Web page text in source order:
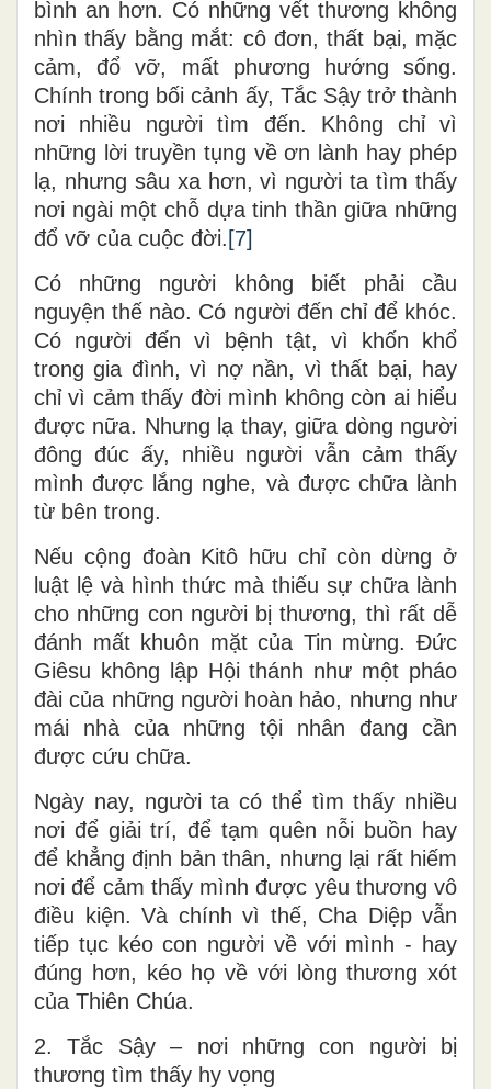
bình an hơn. Có những vết thương không
nhìn thấy bằng mắt: cô đơn, thất bại, mặc
cảm, đổ vỡ, mất phương hướng sống.
Chính trong bối cảnh ấy, Tắc Sậy trở thành
nơi nhiều người tìm đến. Không chỉ vì
những lời truyền tụng về ơn lành hay phép
lạ, nhưng sâu xa hơn, vì người ta tìm thấy
nơi ngài một chỗ dựa tinh thần giữa những
đổ vỡ của cuộc đời. [7]
Có những người không biết phải cầu
nguyện thế nào. Có người đến chỉ để khóc.
Có người đến vì bệnh tật, vì khốn khổ
trong gia đình, vì nợ nần, vì thất bại, hay
chỉ vì cảm thấy đời mình không còn ai hiểu
được nữa. Nhưng lạ thay, giữa dòng người
đông đúc ấy, nhiều người vẫn cảm thấy
mình được lắng nghe, và được chữa lành
từ bên trong.
Nếu cộng đoàn Kitô hữu chỉ còn dừng ở
luật lệ và hình thức mà thiếu sự chữa lành
cho những con người bị thương, thì rất dễ
đánh mất khuôn mặt của Tin mừng. Đức
Giêsu không lập Hội thánh như một pháo
đài của những người hoàn hảo, nhưng như
mái nhà của những tội nhân đang cần
được cứu chữa.
Ngày nay, người ta có thể tìm thấy nhiều
nơi để giải trí, để tạm quên nỗi buồn hay
để khẳng định bản thân, nhưng lại rất hiếm
nơi để cảm thấy mình được yêu thương vô
điều kiện. Và chính vì thế, Cha Diệp vẫn
tiếp tục kéo con người về với mình - hay
đúng hơn, kéo họ về với lòng thương xót
của Thiên Chúa.
2. Tắc Sậy – nơi những con người bị
thương tìm thấy hy vọng